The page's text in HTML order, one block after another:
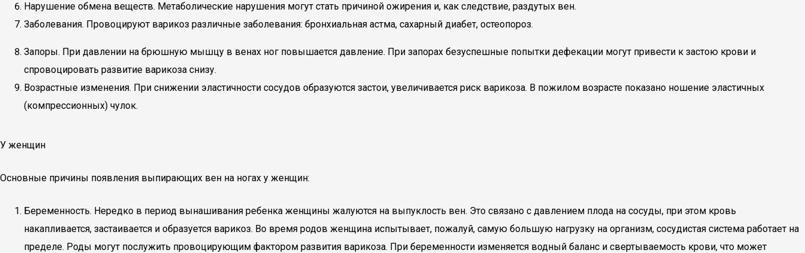
Нарушение обмена веществ. Метаболические нарушения могут стать причиной ожирения и, как следствие, раздутых вен.
Заболевания. Провоцируют варикоз различные заболевания: бронхиальная астма, сахарный диабет, остеопороз.
Запоры. При давлении на брюшную мышцу в венах ног повышается давление. При запорах безуспешные попытки дефекации могут привести к застою крови и
спровоцировать развитие варикоза снизу.
Возрастные изменения. При снижении эластичности сосудов образуются застои, увеличивается риск варикоза. В пожилом возрасте показано ношение эластичных
(компрессионных) чулок.
У женщин
Основные причины появления выпирающих вен на ногах у женщин:
Беременность. Нередко в период вынашивания ребенка женщины жалуются на выпуклость вен. Это связано с давлением плода на сосуды, при этом кровь
накапливается, застаивается и образуется варикоз. Во время родов женщина испытывает, пожалуй, самую большую нагрузку на организм, сосудистая система работает на
пределе. Роды могут послужить провоцирующим фактором развития варикоза. При беременности изменяется водный баланс и свертываемость крови, что может